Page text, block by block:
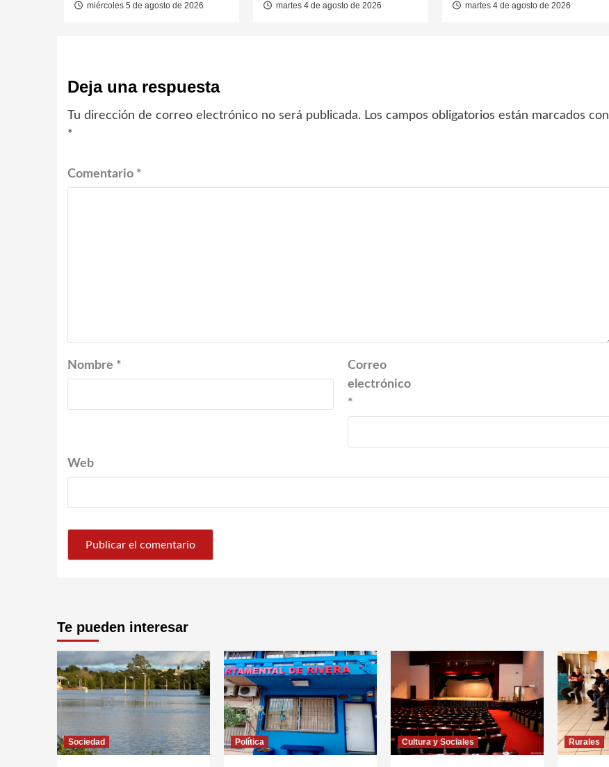
miércoles 5 de agosto de 2026 martes 4 de agosto de 2026 martes 4 de agosto de 2026
Deja una respuesta
Tu dirección de correo electrónico no será publicada. Los campos obligatorios están marcados con
*
Comentario *
Nombre *
Correo
electrónico
*
Web
Te pueden interesar
Sociedad Política Cultura y Sociales Rurales